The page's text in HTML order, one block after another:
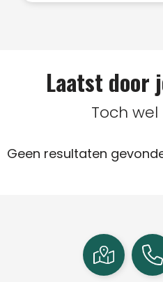
Laatst door
Toch wel
Geen resultaten